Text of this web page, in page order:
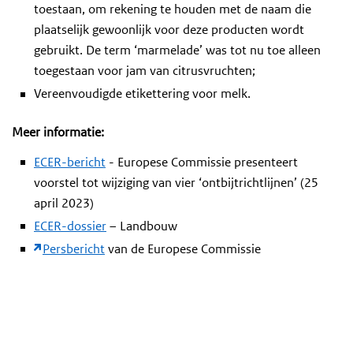
toestaan, om rekening te houden met de naam die
plaatselijk gewoonlijk voor deze producten wordt
gebruikt. De term ‘marmelade’ was tot nu toe alleen
toegestaan voor jam van citrusvruchten;
Vereenvoudigde etikettering voor melk.
Meer informatie:
ECER-bericht - Europese Commissie presenteert
voorstel tot wijziging van vier ‘ontbijtrichtlijnen’ (25
april 2023)
ECER-dossier– Landbouw
Persberichtvan de Europese Commissie